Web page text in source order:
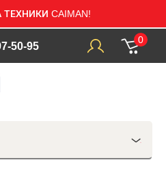
CAIMAN!
50-95
0